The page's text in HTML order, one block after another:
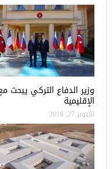
وزير الدفاع التركي يبحث
الإقليمية
أكتوبر 27, 2018